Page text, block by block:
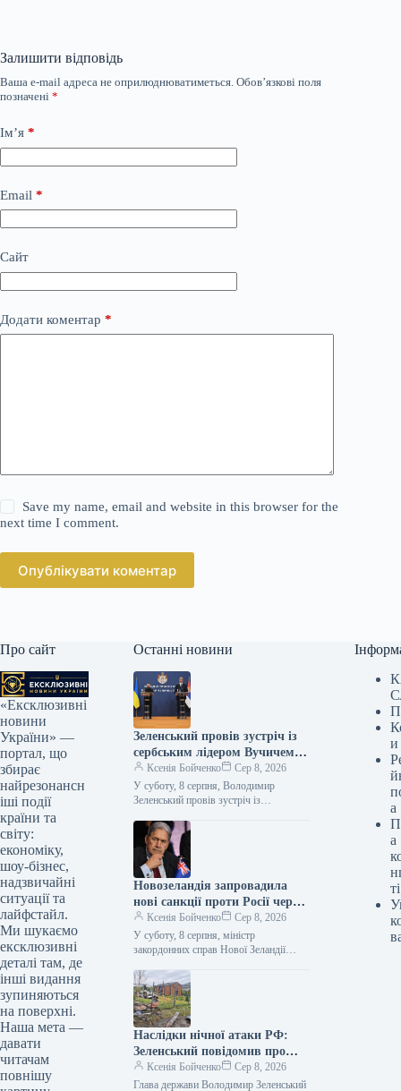
Залишити відповідь
Ваша e-mail адреса не оприлюднюватиметься. Обов’язкові поля
позначені *
Ім’я *
Email *
Сайт
Додати коментар *
Save my name, email and website in this browser for the
next time I comment.
Опублікувати коментар
Про сайт
«Ексклюзивні
новини
України» —
портал, що
збирає
найрезонансн
іші події
країни та
світу:
економіку,
шоу-бізнес,
надзвичайні
ситуації та
лайфстайл.
Ми шукаємо
ексклюзивні
деталі там, де
інші видання
зупиняються
на поверхні.
Наша мета —
давати
читачам
повнішу
Останні новини
Зеленський провів зустріч із
сербським лідером Вучичем:
основні підсумки переговорів
Ксенія Бойченко
Сер 8, 2026
У суботу, 8 серпня, Володимир
Зеленський провів зустріч із
Вучичем. За підсумками переговорів
лідери провели спільну
пресконференцію.…
Новозеландія запровадила
нові санкції проти Росії через
викрадення українських дітей
та кіберзлочини
Ксенія Бойченко
Сер 8, 2026
У суботу, 8 серпня, міністр
закордонних справ Нової Зеландії
запровадження нового пакета санкцій
проти осіб та…
Наслідки нічної атаки РФ:
Зеленський повідомив про
балістичний удар по Києву та
обстріли 10 областей
Ксенія Бойченко
Сер 8, 2026
Глава держави Володимир Зеленський
и
а
а
ті